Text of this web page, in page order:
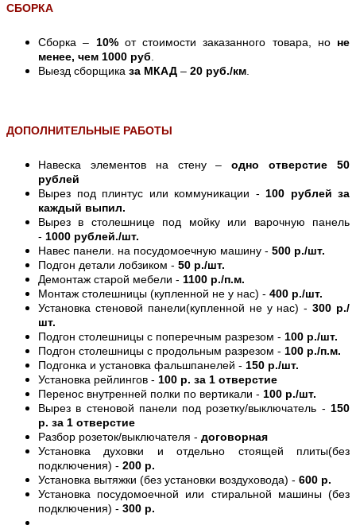
СБОРКА
Сборка – 10%от стоимости заказанного товара, но не
менее, чем 1000 руб
Выезд сборщика за МКАД – 20 руб./км
ДОПОЛНИТЕЛЬНЫЕ РАБОТЫ
Навеска элементов на стену –одно отверстие 50
рублей
Вырез под плинтус или коммуникации - 100 рублей за
каждый выпил.
Вырез в столешнице под мойку или варочную панель
- 1000 рублей./шт.
Навес панели. на посудомоечную машину - 500 р./шт.
Подгон детали лобзиком - 50 р./шт.
Демонтаж старой мебели - 1100 р./п.м.
Монтаж столешницы (купленной не у нас) - 400 р./шт.
Установка стеновой панели(купленной не у нас) -300 р./
шт.
Подгон столешницы с поперечным разрезом - 100 р./шт.
Подгон столешницы с продольным разрезом - 100 р./п.м.
Подгонка и установка фальшпанелей - 150 р./шт.
Установка рейлингов - 100 р. за 1 отверстие
Перенос внутренней полки по вертикали - 100 р./шт.
Вырез в стеновой панели под розетку/выключатель - 150
р. за 1 отверстие
Разбор розеток/выключателя - договорная
Установка духовки и отдельно стоящей плиты(без
подключения) - 200 р.
Установка вытяжки (без установки воздуховода) - 600 р.
Установка посудомоечной или стиральной машины (без
подключения) - 300 р.